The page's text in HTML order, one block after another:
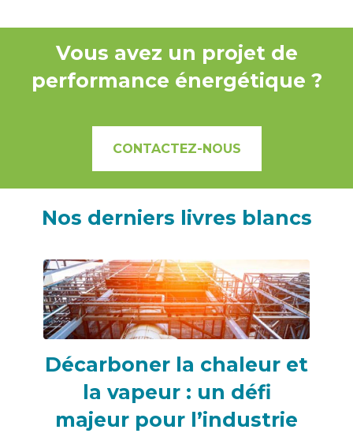
Vous avez un projet de
performance énergétique ?
CONTACTEZ-NOUS
Nos derniers livres blancs
Décarboner la chaleur et
la vapeur : un défi
majeur pour l’industrie